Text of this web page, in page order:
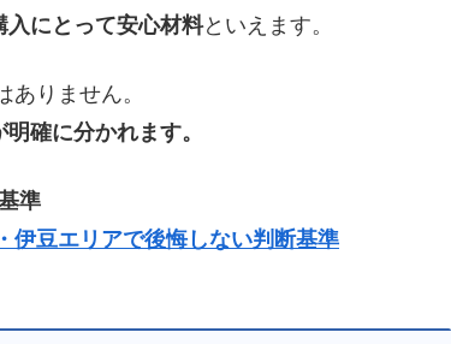
にとって安心材料といえます。
りません。
確に分かれます。
準
伊豆エリアで後悔しない判断基準